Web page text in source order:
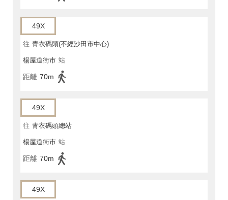
49X
往 青衣碼頭(不經沙田市中心)
楊屋道街市 站
距離 70m
49X
往 青衣碼頭總站
楊屋道街市 站
距離 70m
49X